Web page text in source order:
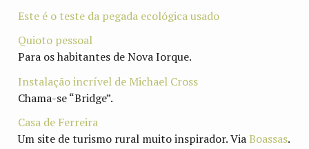
Este é o teste da pegada ecológica usado
Quioto pessoal
Para os habitantes de Nova Iorque.
Instalação incrível de Michael Cross
Chama-se “Bridge”.
Casa de Ferreira
Um site de turismo rural muito inspirador. ViaBoassas.